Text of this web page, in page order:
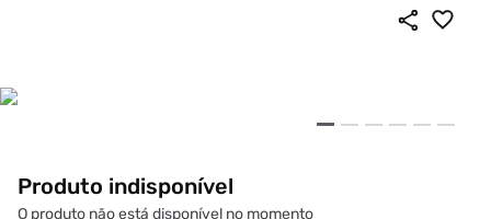
Produto indisponível
O produto não está disponível no momento